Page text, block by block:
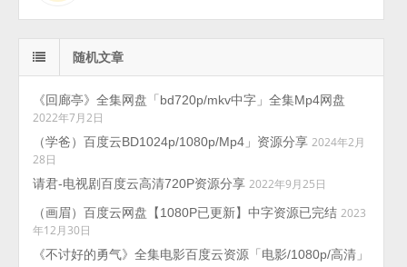
随机文章
《回廊亭》全集网盘「bd720p/mkv中字」全集Mp4网盘
2022年7月2日
（学爸）百度云BD1024p/1080p/Mp4」资源分享 2024年2月
28日
请君-电视剧百度云高清720P资源分享 2022年9月25日
（画眉）百度云网盘【1080P已更新】中字资源已完结 2023
年12月30日
《不讨好的勇气》全集电影百度云资源「电影/1080p/高清」